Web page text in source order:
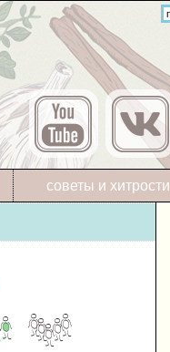
советы и хитрости